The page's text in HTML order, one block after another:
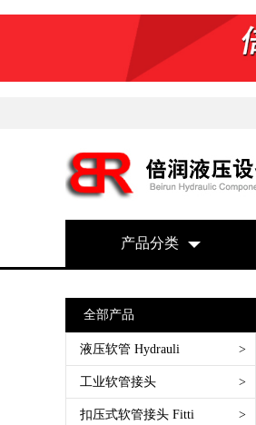
产品分类
全部产品
液压软管 Hydrauli >
SAE 100 R1AT 一层钢丝编织
SAE 100 R2AT 两层钢丝编织
工业软管接头 >
维特利唯特利Victaulic沟槽式接头
扣压式软管接头 Fitti >